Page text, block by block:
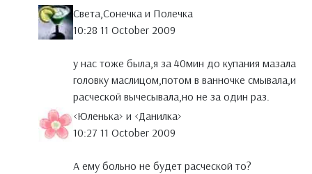
Света,Сонечка и Полечка
10:28 11 October 2009
у нас тоже была,я за 40мин до купания мазала
головку маслицом,потом в ванночке смывала,и
расческой вычесывала,но не за один раз.
<Юленька> и <Данилка>
10:27 11 October 2009
А ему больно не будет расческой то?